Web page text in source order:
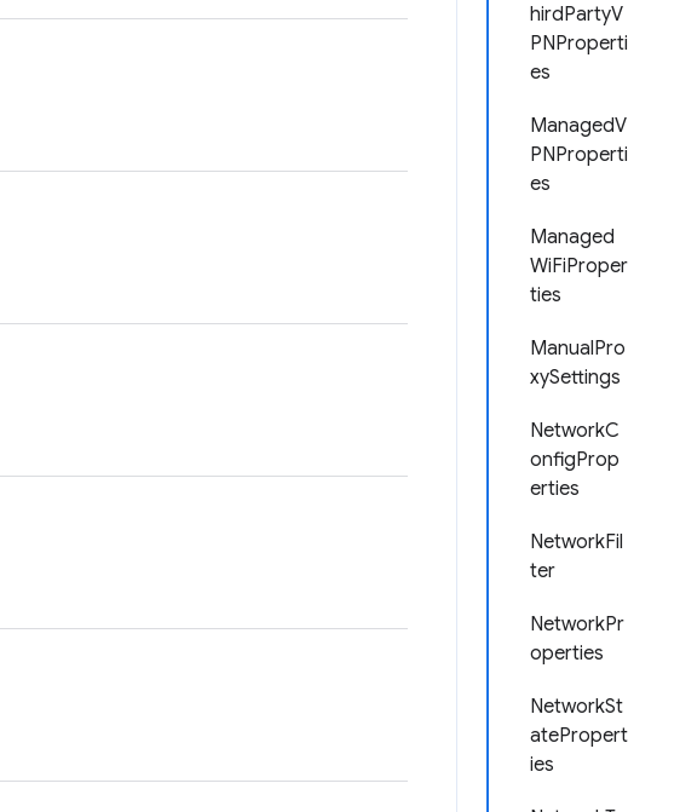
hirdPartyV
PNProperti
es
ManagedV
PNProperti
es
Managed
WiFiProper
ties
ManualPro
xySettings
NetworkC
onfigProp
erties
NetworkFil
ter
NetworkPr
operties
NetworkSt
atePropert
ies